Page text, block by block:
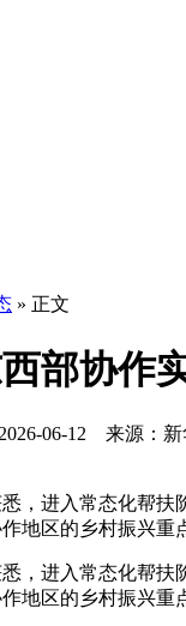
» 正文
部协作
06-12 来源：
，进入常态化帮
地区的乡村振兴重
，进入常态化帮
地区的乡村振兴重